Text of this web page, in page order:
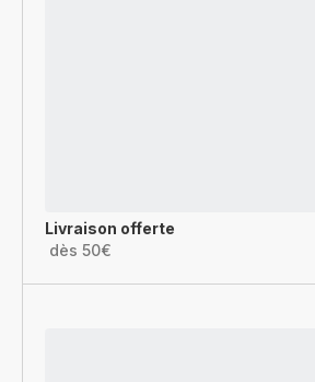
Livraison offerte
dès 50€